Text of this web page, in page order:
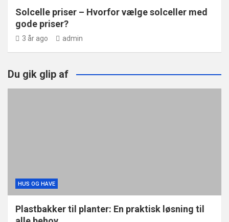
Solcelle priser – Hvorfor vælge solceller med
gode priser?
3 år ago admin
Du gik glip af
HUS OG HAVE
Plastbakker til planter: En praktisk løsning til